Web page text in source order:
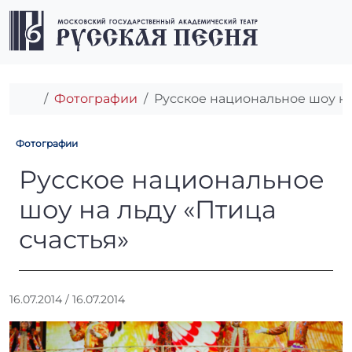
Перейти к содержимому
Перейти к футеру
Главная
Фотографии Русское национальное шоу
Фотографии
Русское национальное шоу
Русское национальное
шоу на льду «Птица
счастья»
16.07.2014 / 16.07.2014
т
о